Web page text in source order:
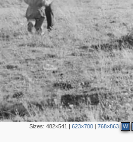
Sizes:482×541 |623×700 |768×863 W